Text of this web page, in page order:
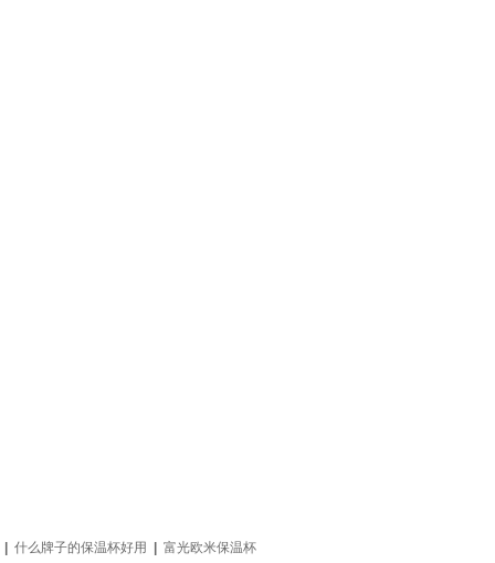
什么牌子的保温杯好用 富光欧米保温杯